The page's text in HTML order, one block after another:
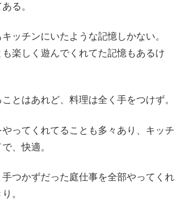
る。
ッチンにいたような記憶しかない。
も楽しく遊んでくれてた記憶もあるけ
とはあれど、料理は全く手をつけず。
ってくれてることも多々あり、キッチ
、快適。
つかずだった庭仕事を全部やってくれ
。